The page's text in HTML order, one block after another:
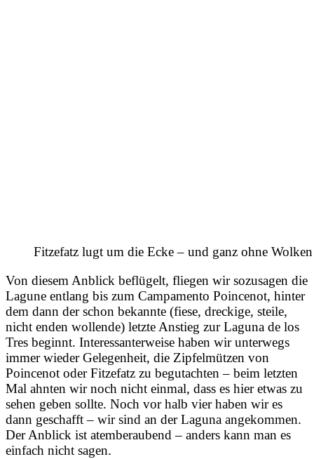
Fitzefatz lugt um die Ecke – und ganz ohne
Von diesem Anblick beflügelt, fliegen wir sozusagen die
Lagune entlang bis zum Campamento Poincenot, hinter
dem dann der schon bekannte (fiese, dreckige, steile,
nicht enden wollende) letzte Anstieg zur Laguna de los
Tres beginnt. Interessanterweise haben wir unterwegs
immer wieder Gelegenheit, die Zipfelmützen von
Poincenot oder Fitzefatz zu begutachten – beim letzten
Mal ahnten wir noch nicht einmal, dass es hier etwas zu
sehen geben sollte. Noch vor halb vier haben wir es
dann geschafft – wir sind an der Laguna angekommen.
Der Anblick ist atemberaubend – anders kann man es
einfach nicht sagen.